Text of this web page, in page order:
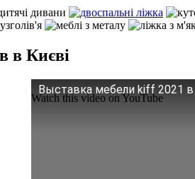
в Києві
Выставка мебели kiff 2021
Watch this video on YouTube